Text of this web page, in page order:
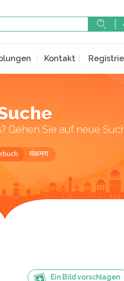
Kontakt
Gehen Sie auf neue
संक्रमण
Ein Bild vorschlagen